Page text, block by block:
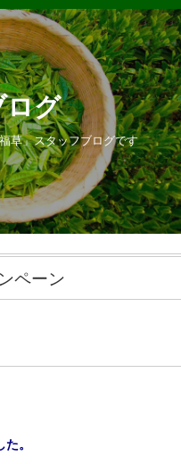
ログ
草」スタッフブログです
ペーン
。